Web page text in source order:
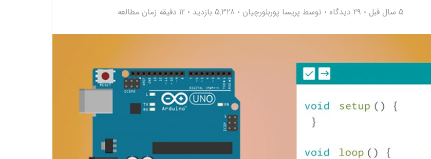
5 سال قبل ۲۹ دیدگاه توسط پریسا پوربلورچیان 5,328 بازدید 12 دقیقه زمان مطالعه